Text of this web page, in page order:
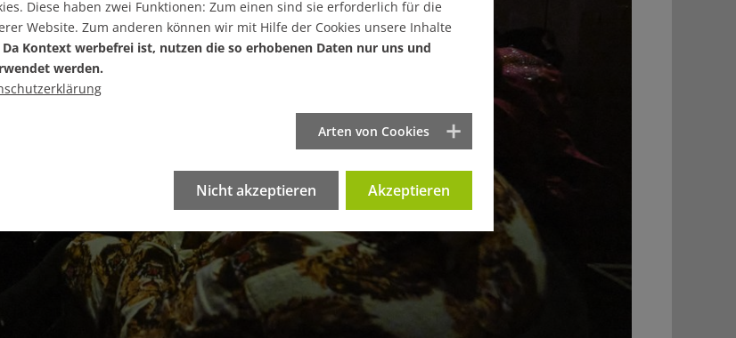
Diese haben zwei Funktionen: Zum einen sind sie erforderlich für die
Website. Zum anderen können wir mit Hilfe der Cookies unsere Inhalte
Da Kontext werbefrei ist, nutzen die so erhobenen Daten nur uns und
werden.
Arten von Cookies
Nicht akzeptieren Akzeptieren